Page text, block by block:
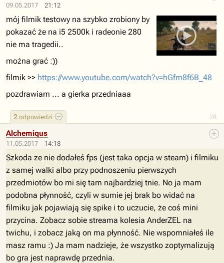
09.05.2017 21:12
28
2 odpowiedzi
mój filmik testowy na szybko zrobiony by
pokazać że na i5 2500k i radeonie 280
nie ma tragedii..
można grać :))
filmik >> https://www.youtube.com/watch?v=hGfm8f6B_48
pozdrawiam ... a gierka przedniaaa
11.05.2017 14:18
Alchemiqus
Szkoda ze nie dodałeś fps (jest taka opcja w steam) i filmiku
z samej walki albo przy podnoszeniu pierwszych
przedmiotów bo mi się tam najbardziej tnie. No ja mam
podobna płynność, czyli w sumie jej brak bo widać na
filmiku jak pojawiają się spike i to uczucie, że coś mini
przycina. Zobacz sobie streama kolesia AnderZEL na
twichu, i zobacz jaką on ma płynność. Nie wspomniałeś ile
masz ramu :) Ja mam nadzieje, że wszystko zoptymalizują
bo gra jest naprawdę przednia.